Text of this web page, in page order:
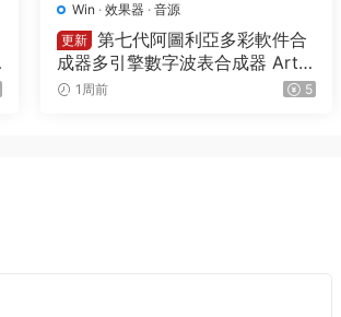
Win ·效果器 ·音源
更新
第七代阿圖利亞多彩軟件合
成器多引擎數字波表合成器 Artur
ia Pigments v7.0.1 CE-V.R WIN
1周前 5